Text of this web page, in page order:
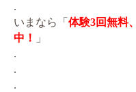
.
いまなら「 体験3回無料
中！
」
.
.
.